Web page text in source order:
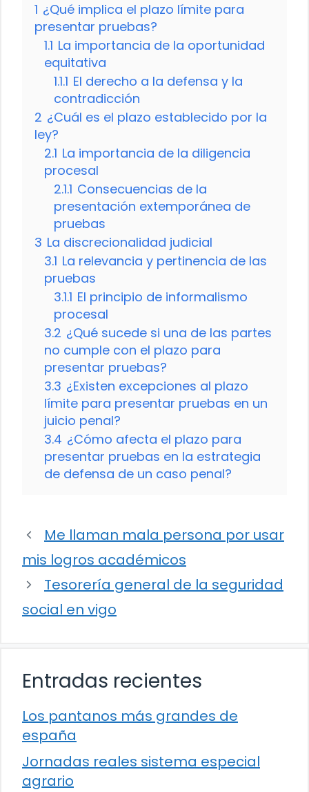
1 ¿Qué implica el plazo límite para
presentar pruebas?
1.1 La importancia de la oportunidad
equitativa
1.1.1 El derecho a la defensa y la
contradicción
2 ¿Cuál es el plazo establecido por la
ley?
2.1 La importancia de la diligencia
procesal
2.1.1 Consecuencias de la
presentación extemporánea de
pruebas
3 La discrecionalidad judicial
3.1 La relevancia y pertinencia de las
pruebas
3.1.1 El principio de informalismo
procesal
3.2 ¿Qué sucede si una de las partes
no cumple con el plazo para
presentar pruebas?
3.3 ¿Existen excepciones al plazo
límite para presentar pruebas en un
juicio penal?
3.4 ¿Cómo afecta el plazo para
presentar pruebas en la estrategia
de defensa de un caso penal?
Me llaman mala persona por usar
mis logros académicos
Tesorería general de la seguridad
social en vigo
Entradas recientes
Los pantanos más grandes de
españa
Jornadas reales sistema especial
agrario